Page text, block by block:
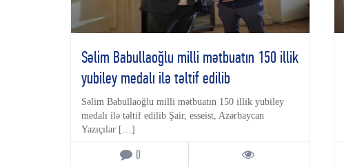
Səlim Babullaoğlu milli mətbuatın 150 illik
yubiley medalı ilə təltif edilib
Səlim Babullaoğlu milli mətbuatın 150 illik yubiley
medalı ilə təltif edilib Şair, esseist, Azərbaycan
Yazıçılar […]
0